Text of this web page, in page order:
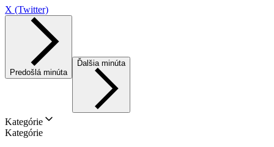
X (Twitter)
Predošlá minúta
Ďalšia minúta
Kategórie
Kategórie